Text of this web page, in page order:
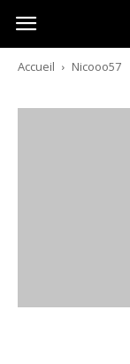
Australia-
australie.com
Accueil Nicooo57